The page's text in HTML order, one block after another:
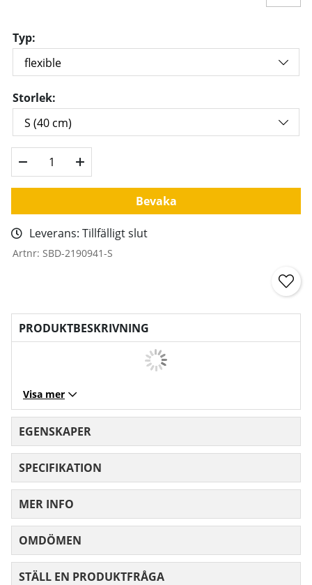
Typ:
Storlek:
Bevaka
Leverans: Tillfälligt slut
Artnr: SBD-2190941-S
PRODUKTBESKRIVNING
Visa mer
EGENSKAPER
SPECIFIKATION
MER INFO
OMDÖMEN
STÄLL EN PRODUKTFRÅGA